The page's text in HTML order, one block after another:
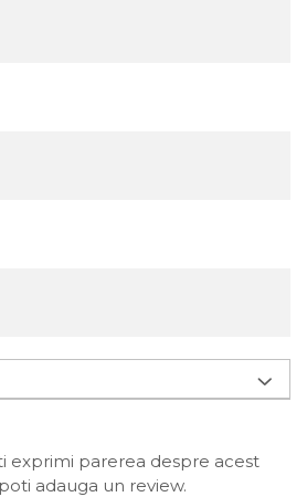
exprimi parerea despre acest
adauga un review.